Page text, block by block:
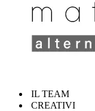
IL TEAM
CREATIVI